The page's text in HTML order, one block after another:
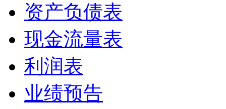
资产负债表
现金流量表
利润表
业绩预告